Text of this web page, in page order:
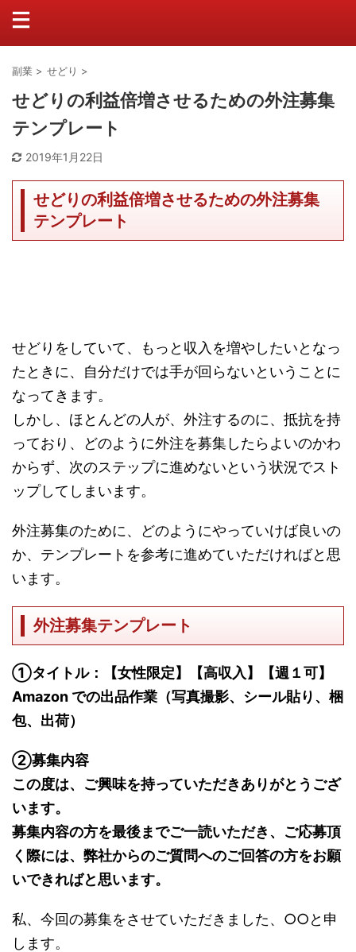
副業 > せどり >
せどりの利益倍増させるための外注募集
テンプレート
2019年1月22日
せどりの利益倍増させるための外注募集
テンプレート
せどりをしていて、もっと収入を増やしたいとなっ
たときに、自分だけでは手が回らないということに
なってきます。
しかし、ほとんどの人が、外注するのに、抵抗を持
っており、どのように外注を募集したらよいのかわ
からず、次のステップに進めないという状況でスト
ップしてしまいます。
外注募集のために、どのようにやっていけば良いの
か、テンプレートを参考に進めていただければと思
います。
外注募集テンプレート
①タイトル：【女性限定】【高収入】【週１可】
Amazon での出品作業（写真撮影、シール貼り、梱
包、出荷）
②募集内容
この度は、ご興味を持っていただきありがとうござ
います。
募集内容の方を最後までご一読いただき、ご応募頂
く際には、弊社からのご質問へのご回答の方をお願
いできればと思います。
私、今回の募集をさせていただきました、○○と申
します。